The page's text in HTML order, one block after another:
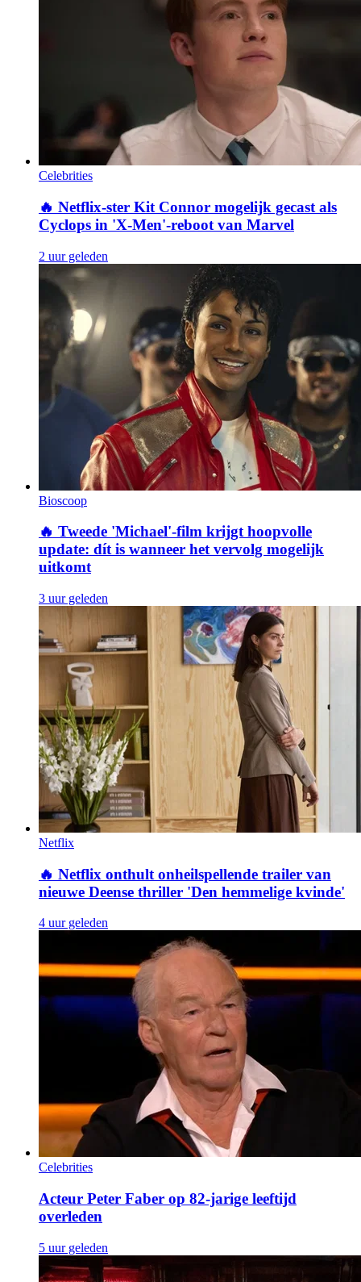
Celebrities
🔥 Netflix-ster Kit Connor mogelijk gecast als
Cyclops in 'X-Men'-reboot van Marvel
2 uur geleden
Bioscoop
🔥 Tweede 'Michael'-film krijgt hoopvolle
update: dít is wanneer het vervolg mogelijk
uitkomt
3 uur geleden
Netflix
🔥 Netflix onthult onheilspellende trailer van
nieuwe Deense thriller 'Den hemmelige kvinde'
4 uur geleden
Celebrities
Acteur Peter Faber op 82-jarige leeftijd
overleden
5 uur geleden